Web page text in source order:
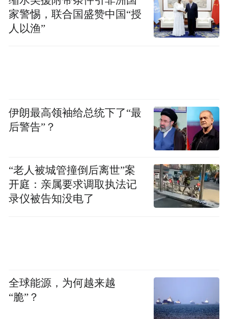
space services.”
家警惕，联合国盛赞中国“授
人以渔”
伊朗最高领袖给总统下了“最
后警告”？
“老人被城管撞倒后离世”案
开庭：亲属要求调取执法记
录仪被告知没电了
全球能源，为何越来越
“脆”？